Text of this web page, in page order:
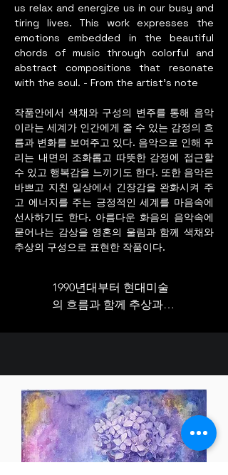
us relax and energize us in our busy and
tiring lives. This work expresses the
emotions embedded in the beautiful
chords of music through colorful and
abstract compositions that resonate
with the soul. - From the artist's note
작품안에서 색채와 구성의 변주를 통해 음악
이라는 세계가 인간에게 줄 수 있는 감정의 흐
름과 변화를 보여주고 있다. 음악으로 인해 우
리는 내면의 조화롭고 따뜻한 감정에 접근할
수 있고 행복감을 느끼기도 한다. 또한 음악은
바쁘고 지친 일상에서 긴장감을 완화시켜 주
고 에너지를 주는 긍정적인 세계를 마음속에
선사하기도 한다. 아름다운 화음의 음악속에
묻어나는 감상을 영혼의 울림과 함께 색채와
추상의 구성으로 표현한 작품이다.
1990년대부터 현대미술
의 흐름과 함께 추상과
관심을 기울이고 소재를
찾는다. 그녀의 작업들은
작가 특유의 개인적 관심
과 경험, 사유의 양상을
차용된 이미지를 통해 구
상의 형태로 또는 추상에